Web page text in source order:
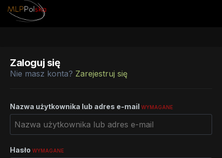
Zaloguj się
Nie masz konta? Zarejestruj się
Nazwa użytkownika lub adres e-mail WYMAGANE
Hasło WYMAGANE